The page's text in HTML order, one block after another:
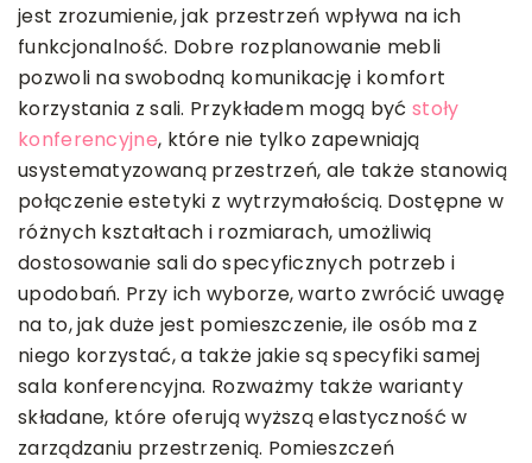
jest zrozumienie, jak przestrzeń wpływa na ich
funkcjonalność. Dobre rozplanowanie mebli
pozwoli na swobodną komunikację i komfort
korzystania z sali. Przykładem mogą być stoły
konferencyjne, które nie tylko zapewniają
usystematyzowaną przestrzeń, ale także stanowią
połączenie estetyki z wytrzymałością. Dostępne w
różnych kształtach i rozmiarach, umożliwią
dostosowanie sali do specyficznych potrzeb i
upodobań. Przy ich wyborze, warto zwrócić uwagę
na to, jak duże jest pomieszczenie, ile osób ma z
niego korzystać, a także jakie są specyfiki samej
sala konferencyjna. Rozważmy także warianty
składane, które oferują wyższą elastyczność w
zarządzaniu przestrzenią. Pomieszczeń